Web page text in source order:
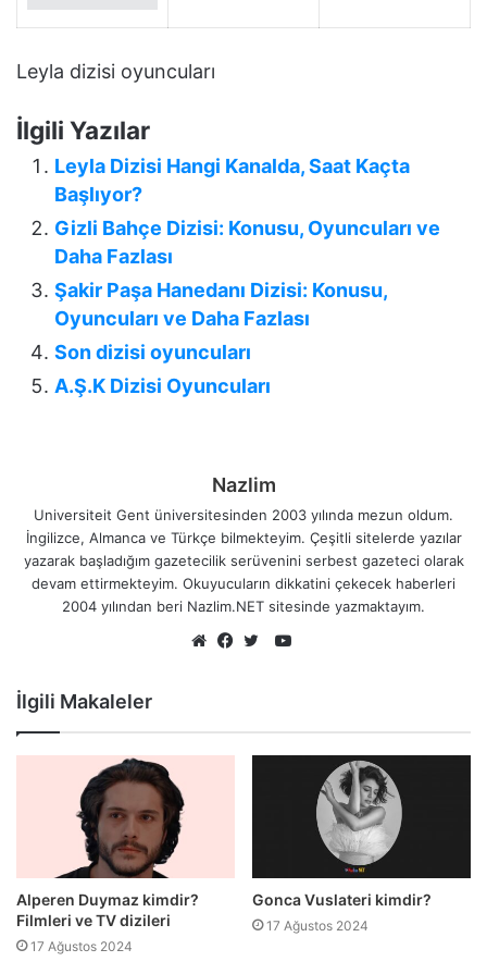
Leyla dizisi oyuncuları
İlgili Yazılar
Leyla Dizisi Hangi Kanalda, Saat Kaçta
Başlıyor?
Gizli Bahçe Dizisi: Konusu, Oyuncuları ve
Daha Fazlası
Şakir Paşa Hanedanı Dizisi: Konusu,
Oyuncuları ve Daha Fazlası
Son dizisi oyuncuları
A.Ş.K Dizisi Oyuncuları
Nazlim
Universiteit Gent üniversitesinden 2003 yılında mezun oldum.
İngilizce, Almanca ve Türkçe bilmekteyim. Çeşitli sitelerde yazılar
yazarak başladığım gazetecilik serüvenini serbest gazeteci olarak
devam ettirmekteyim. Okuyucuların dikkatini çekecek haberleri
2004 yılından beri Nazlim.NET sitesinde yazmaktayım.
YouTube
İlgili Makaleler
Alperen Duymaz kimdir?
Filmleri ve TV dizileri
17 Ağustos 2024
Gonca Vuslateri kimdir?
17 Ağustos 2024